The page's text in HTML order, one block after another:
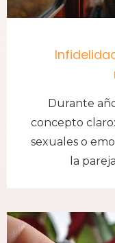
Durante
concepto
sexuales o
la